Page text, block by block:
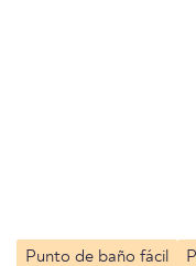
Punto de baño fácil